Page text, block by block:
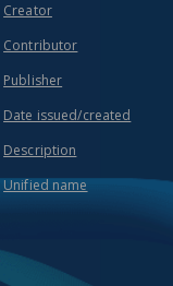
Creator
Contributor
Publisher
Date issued/created
Description
Unified name